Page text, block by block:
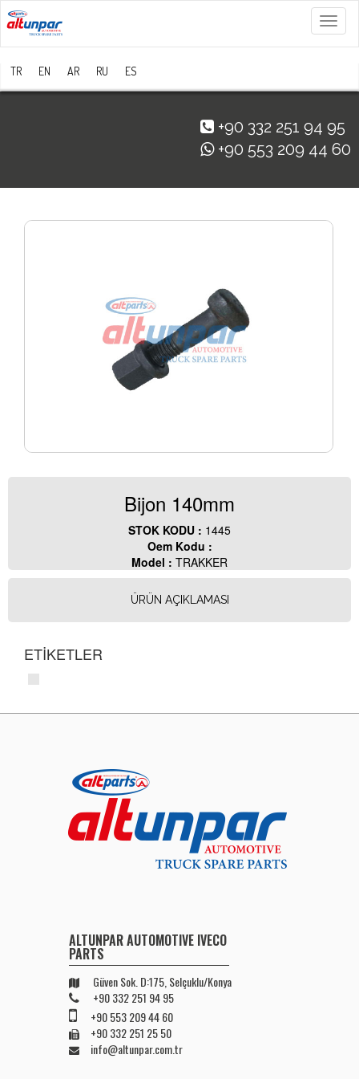
Menü
TR EN AR RU ES
+90 332 251 94 95
+90 553 209 44 60
Bijon 140mm
STOK KODU : 1445
Oem Kodu :
Model : TRAKKER
ÜRÜN AÇIKLAMASI
ETİKETLER
ALTUNPAR AUTOMOTIVE IVECO
PARTS
Güven Sok. D:175, Selçuklu/Konya
+90 332 251 94 95
+90 553 209 44 60
+90 332 251 25 50
info@altunpar.com.tr